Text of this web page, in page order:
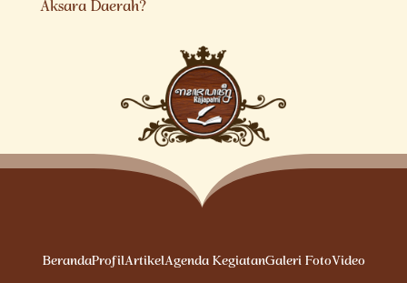
Aksara Daerah?
BerandaProfilArtikelAgenda KegiatanGaleri FotoVideo